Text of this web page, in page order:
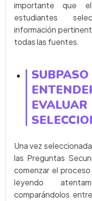
importante que
estudiantes
información
todas las fuentes.
Una vez
las Preguntas
comenzar el
leyendo
comparándolos